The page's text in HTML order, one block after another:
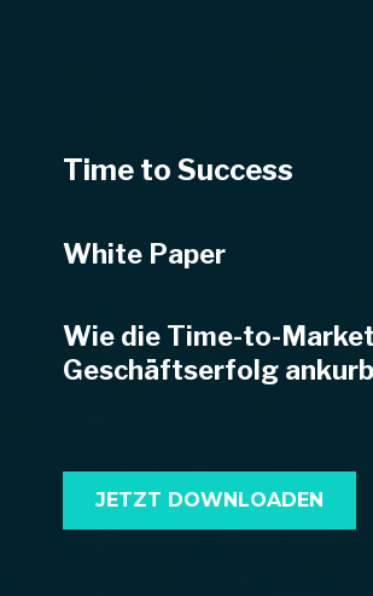
Time to Success
White Paper
Wie die Time-to-
Geschäftserfolg
JETZT DOWNLOADEN